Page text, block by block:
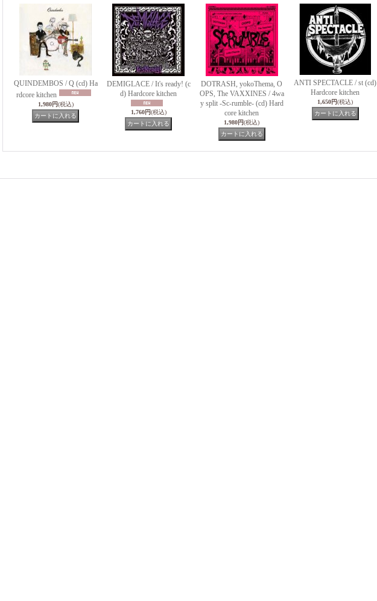
QUINDEMBOS / Q (cd) Ha
rdcore kitchen
1,980円(税込)
DEMIGLACE / It's ready! (c
d) Hardcore kitchen
1,760円(税込)
DOTRASH, yokoThema, O
OPS, The VAXXINES / 4wa
y split -Sc-rumble- (cd) Hard
core kitchen
1,980円(税込)
ANTI SPECTACLE / st (cd)
Hardcore kitchen
1,650円(税込)